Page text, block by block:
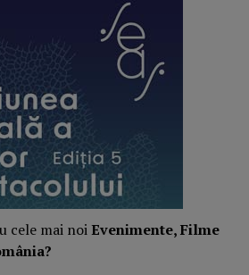
cele mai noiEvenimente, Filme